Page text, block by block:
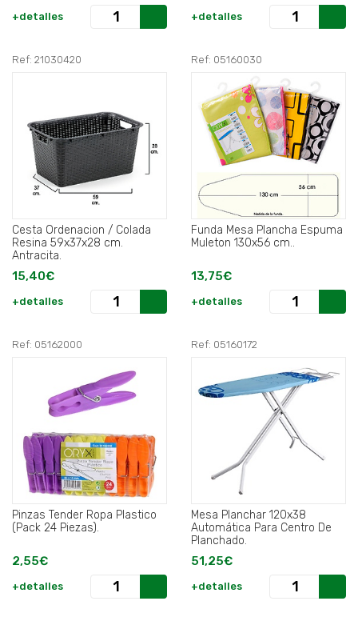
+detalles +detalles
Ref: 21030420
Cesta Ordenacion / Colada
Resina 59x37x28 cm.
Antracita.
15,40€
+detalles
Ref: 05160030
Funda Mesa Plancha Espuma
Muleton 130x56 cm..
13,75€
+detalles
Ref: 05162000
Pinzas Tender Ropa Plastico
(Pack 24 Piezas).
2,55€
+detalles
Ref: 05160172
Mesa Planchar 120x38
Automática Para Centro De
Planchado.
51,25€
+detalles